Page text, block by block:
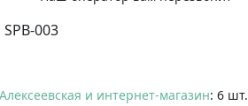
SPB-003
и интернет-магазин: 6 шт.